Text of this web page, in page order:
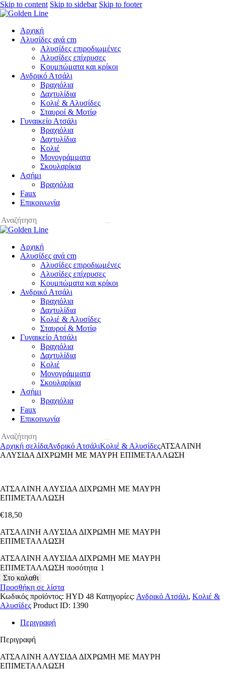
Skip to content Skip to sidebar Skip to footer
Αρχική
Αλυσίδες ανά cm
Αλυσίδες επιροδιωμένες
Αλυσίδες επίχρυσες
Κουμπώματα και κρίκοι
Ανδρικό Ατσάλι
Βραχιόλια
Δαχτυλίδια
Κολιέ & Αλυσίδες
Σταυροί & Μοτίφ
Γυναικείο Ατσάλι
Βραχιόλια
Δαχτυλίδια
Κολιέ
Μονογράμματα
Σκουλαρίκια
Ασήμι
Βραχιόλια
Faux
Επικοινωνία
Αρχική
Αλυσίδες ανά cm
Αλυσίδες επιροδιωμένες
Αλυσίδες επίχρυσες
Κουμπώματα και κρίκοι
Ανδρικό Ατσάλι
Βραχιόλια
Δαχτυλίδια
Κολιέ & Αλυσίδες
Σταυροί & Μοτίφ
Γυναικείο Ατσάλι
Βραχιόλια
Δαχτυλίδια
Κολιέ
Μονογράμματα
Σκουλαρίκια
Ασήμι
Βραχιόλια
Faux
Επικοινωνία
Αρχική σελίδαΑνδρικό ΑτσάλιΚολιέ & ΑλυσίδεςΑΤΣΑΛΙΝΗ
ΑΛΥΣΙΔΑ ΔΙΧΡΩΜΗ ΜΕ ΜΑΥΡΗ ΕΠΙΜΕΤΑΛΛΩΣΗ
ΑΤΣΑΛΙΝΗ ΑΛΥΣΙΔΑ ΔΙΧΡΩΜΗ ΜΕ ΜΑΥΡΗ
ΕΠΙΜΕΤΑΛΛΩΣΗ
€18,50
ΑΤΣΑΛΙΝΗ ΑΛΥΣΙΔΑ ΔΙΧΡΩΜΗ ΜΕ ΜΑΥΡΗ
ΕΠΙΜΕΤΑΛΛΩΣΗ
ΑΤΣΑΛΙΝΗ ΑΛΥΣΙΔΑ ΔΙΧΡΩΜΗ ΜΕ ΜΑΥΡΗ
ΕΠΙΜΕΤΑΛΛΩΣΗ ποσότητα
Στο καλαθι
Προσθήκη σε λίστα
Κωδικός προϊόντος: HYD 48 Κατηγορίες: Ανδρικό Ατσάλι, Κολιέ &
Αλυσίδες Product ID: 1390
Περιγραφή
Περιγραφή
ΑΤΣΑΛΙΝΗ ΑΛΥΣΙΔΑ ΔΙΧΡΩΜΗ ΜΕ ΜΑΥΡΗ
ΕΠΙΜΕΤΑΛΛΩΣΗ